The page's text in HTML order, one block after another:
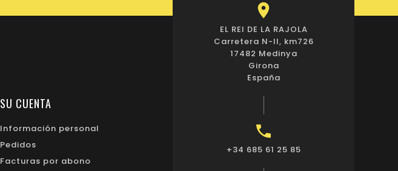
SU CUENTA
Información personal
Pedidos
Facturas por abono

EL REI DE LA RAJOLA
Carretera N-II, km726
17482 Medinya
Girona
España

+34 685 61 25 85